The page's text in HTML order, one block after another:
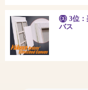
3位
バス